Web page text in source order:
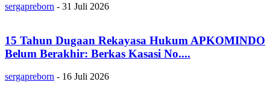
sergapreborn - 31 Juli 2026
15 Tahun Dugaan Rekayasa Hukum APKOMINDO
Belum Berakhir: Berkas Kasasi No....
sergapreborn - 16 Juli 2026